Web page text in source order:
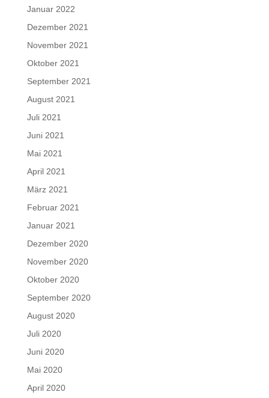
Januar 2022
Dezember 2021
November 2021
Oktober 2021
September 2021
August 2021
Juli 2021
Juni 2021
Mai 2021
April 2021
März 2021
Februar 2021
Januar 2021
Dezember 2020
November 2020
Oktober 2020
September 2020
August 2020
Juli 2020
Juni 2020
Mai 2020
April 2020